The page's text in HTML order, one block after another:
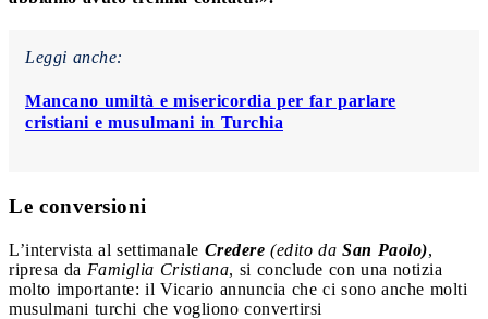
Leggi anche:
Mancano umiltà e misericordia per far parlare
cristiani e musulmani in Turchia
Le conversioni
L’intervista al settimanale Credere (edito da San Paolo),
ripresa da Famiglia Cristiana, si conclude con una notizia
molto importante: il Vicario annuncia che ci sono anche molti
musulmani turchi che vogliono convertirsi